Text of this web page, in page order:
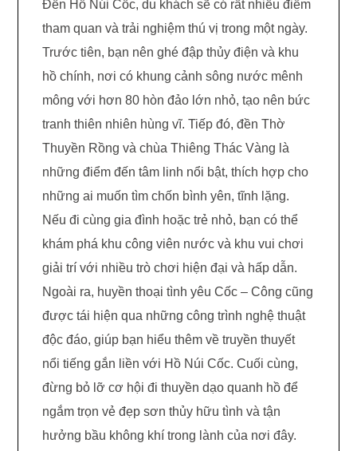
Đến Hồ Núi Cốc, du khách sẽ có rất nhiều điểm
tham quan và trải nghiệm thú vị trong một ngày.
Trước tiên, bạn nên ghé đập thủy điện và khu
hồ chính, nơi có khung cảnh sông nước mênh
mông với hơn 80 hòn đảo lớn nhỏ, tạo nên bức
tranh thiên nhiên hùng vĩ. Tiếp đó, đền Thờ
Thuyền Rồng và chùa Thiêng Thác Vàng là
những điểm đến tâm linh nổi bật, thích hợp cho
những ai muốn tìm chốn bình yên, tĩnh lặng.
Nếu đi cùng gia đình hoặc trẻ nhỏ, bạn có thể
khám phá khu công viên nước và khu vui chơi
giải trí với nhiều trò chơi hiện đại và hấp dẫn.
Ngoài ra, huyền thoại tình yêu Cốc – Công cũng
được tái hiện qua những công trình nghệ thuật
độc đáo, giúp bạn hiểu thêm về truyền thuyết
nổi tiếng gắn liền với Hồ Núi Cốc. Cuối cùng,
đừng bỏ lỡ cơ hội đi thuyền dạo quanh hồ để
ngắm trọn vẻ đẹp sơn thủy hữu tình và tận
hưởng bầu không khí trong lành của nơi đây.